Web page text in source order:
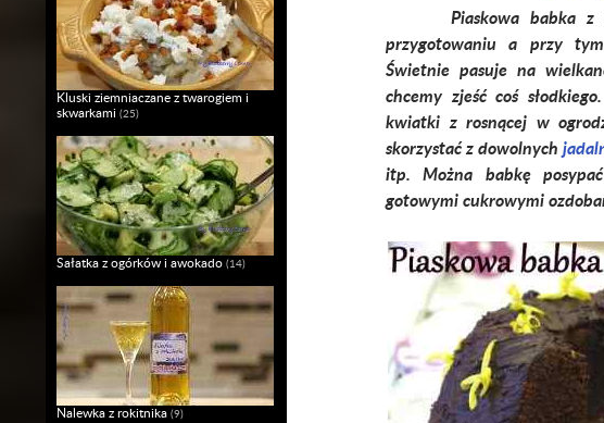
Piaskowa babka
przygotowaniu a przy
Świetnie pasuje na
chcemy zjeść coś
kwiatki z rosnącej w
skorzystać z dowolnych
itp. Można babkę
gotowymi cukrowymi
Kluski ziemniaczane z twarogiem i
skwarkami (25)
Sałatka z ogórków i awokado (14)
Nalewka z rokitnika (9)